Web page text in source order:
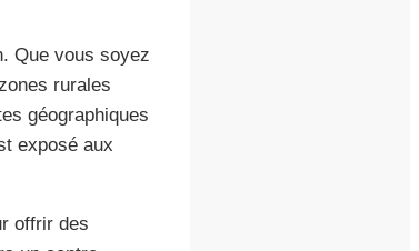
Que vous soyez
rurales
géographiques
exposé aux
offrir des